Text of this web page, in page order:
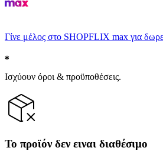
Γίνε μέλος στο SHOPFLIX max για
Ισχύουν όροι & προϋποθέσεις.
Το προϊόν δεν ειναι διαθέσιμο